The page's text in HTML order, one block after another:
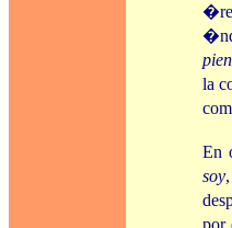
la
En
soy
por